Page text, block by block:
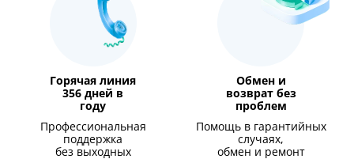
Горячая линия
356 дней в
году
Профессиональная
поддержка
без выходных
Обмен и
возврат без
проблем
Помощь в гарантийных
случаях,
обмен и ремонт